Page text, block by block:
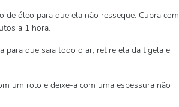
óleo para que ela não resseque. Cubra com
a 1 hora.
para que saia todo o ar, retire ela da tigela e
um rolo e deixe-a com uma espessura não